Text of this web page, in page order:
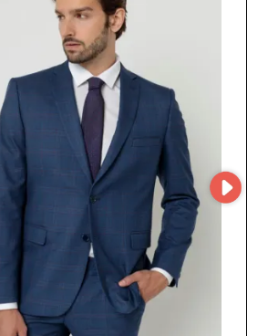
partenaire fiable et engagé dans
Grâce à son utilisation de la
vos commandes sont traitées
une efficacité exemplaires, facilitant
stock et vos délais de livraison.
optimise votre expérience
un accès direct et constant
disponibles. Les avantages
Reeve surpassent la simple
C’est un engagement envers la
d’innovation dans votre offre
au mariage, en passant par
les jours, chaque collection est
confiance et élégance. Votre
séduite par le style et la
Steve Reeve. Faites le choix
avec Steve Reeve, et
l’excellence de ses produits peut
dans le domaine du prêt-à-
qualité supérieure.